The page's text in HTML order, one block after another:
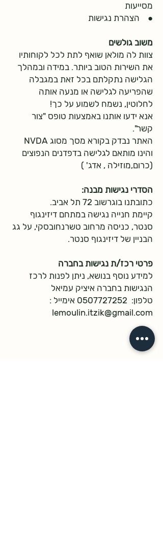
מסייעות
● הצהרת נגישות
משוב גולשים
צוות לה מולאן שואף לתת לכל לקוחותיו
את השירות הטוב ביותר. במידה ובמהלך
הגלישה נתקלתם בכל זאת במגבלה
שהפריעה לגלישה או מנעה אותה
לחלוטין, נשמח לשמוע על כך!
אנא ידעו אותנו באמצעות טופס "צור
קשר".
האתר נבדק בקורא מסך מסוג NVDA
והינו מותאם לגלישה בדפדנים הנפוצים
(כרום,מוזילה , אדג' )
הסדרי נגישות מבנה:
כתובתנו בוגרשוב 72 תל אביב.
קיימת חנייה נגישה במתחם דיזינגוף
סנטר, כניסה מרחוב טשרנחובסקי, על גג
הבניין של דיזינגוף סנטר.
פרטי רכז/ת נגישות בחברה
למידע נוסף בנושא, ניתן לפנות לרכז
הנגישות בחברה איציק עמיאל
טלפון: 0507727252 אימייל :
lemoulin.itzik@gmail.com